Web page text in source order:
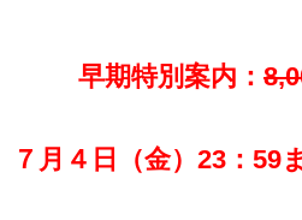
早期特別案内：
７月４日（金）23：59